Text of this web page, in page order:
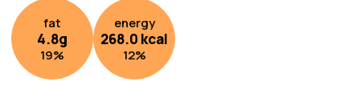
fat
4.8g
19%
energy
268.0 kcal
12%